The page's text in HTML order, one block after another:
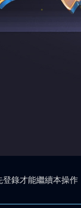
登錄才能繼續本操作